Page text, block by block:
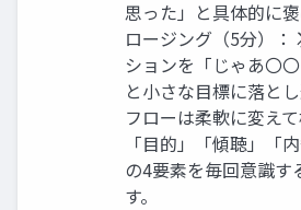
思った」と具体的に
ロージング（5分）：
ションを「じゃあ〇
と小さな目標に落と
フローは柔軟に変えて
「目的」「傾聴」「
の4要素を毎回意識す
す。